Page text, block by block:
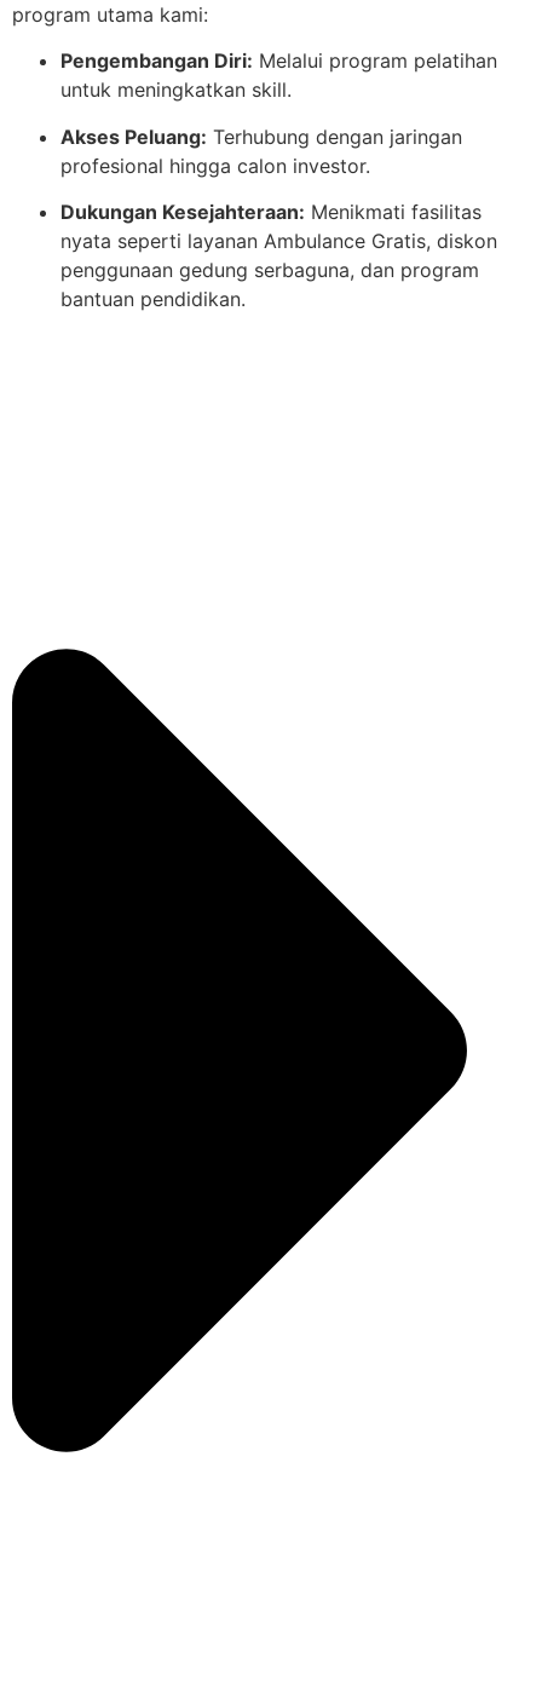
program utama kami:
Pengembangan Diri: Melalui program pelatihan
untuk meningkatkan skill.
Akses Peluang: Terhubung dengan jaringan
profesional hingga calon investor.
Dukungan Kesejahteraan: Menikmati fasilitas
nyata seperti layanan Ambulance Gratis, diskon
penggunaan gedung serbaguna, dan program
bantuan pendidikan.